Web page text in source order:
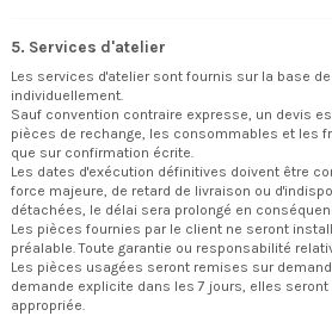
5. Services d'atelier
Les services d'atelier sont fournis sur la base
individuellement.
Sauf convention contraire expresse, un devis
pièces de rechange, les consommables et les
que sur confirmation écrite.
Les dates d'exécution définitives doivent être
force majeure, de retard de livraison ou
détachées, le délai sera prolongé en
Les pièces fournies par le client ne seront
préalable. Toute garantie ou responsabilité
Les pièces usagées seront remises sur
demande explicite dans les 7 jours, elles
appropriée.